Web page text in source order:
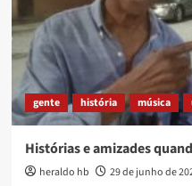
gente história música
Histórias e amizades
heraldo hb 29 de junho de